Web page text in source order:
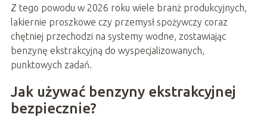
Z tego powodu w 2026 roku wiele branż produkcyjnych,
lakiernie proszkowe czy przemysł spożywczy coraz
chętniej przechodzi na systemy wodne, zostawiając
benzynę ekstrakcyjną do wyspecjalizowanych,
punktowych zadań.
Jak używać benzyny ekstrakcyjnej
bezpiecznie?